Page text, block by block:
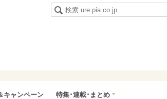
キャンペーン 特集･連載･まとめ